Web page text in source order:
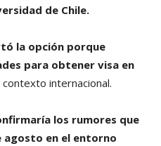
de Chile.
la opción porque
para obtener visa en
internacional.
los rumores que
agosto en el entorno